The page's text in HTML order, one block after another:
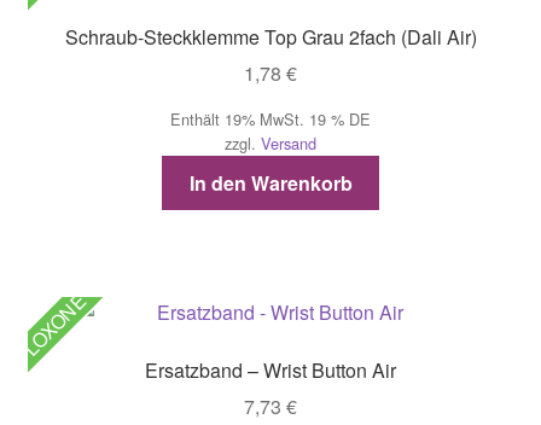
Schraub-Steckklemme Top Grau 2fach (Dali Air)
1,78 €
Enthält 19% MwSt. 19 % DE
zzgl. Versand
In den Warenkorb
LOXONE
Ersatzband – Wrist Button Air
7,73 €